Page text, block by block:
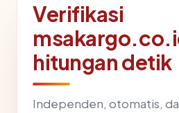
Verifikasi
hitungan detik
Independen, otomatis,